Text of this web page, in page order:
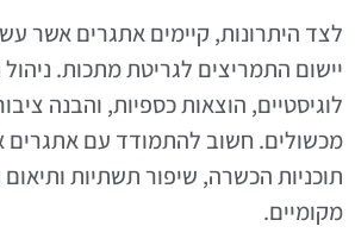
לצד היתרונות, קיימים אתגרים אשר
יישום התמריצים לגריטת מתכות.
לוגיסטיים, הוצאות כספיות, והבנה
מכשולים. חשוב להתמודד עם אתגרים
תוכניות הכשרה, שיפור תשתיות
מקומיים.